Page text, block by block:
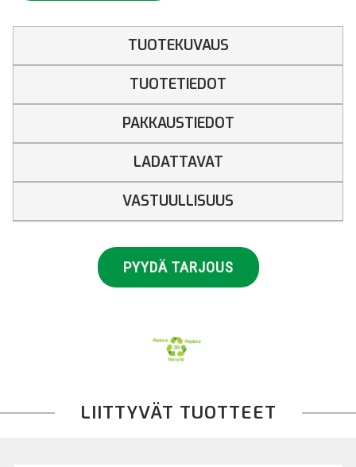
TUOTEKUVAUS
TUOTETIEDOT
PAKKAUSTIEDOT
LADATTAVAT
VASTUULLISUUS
PYYDÄ TARJOUS
LIITTYVÄT TUOTTEET